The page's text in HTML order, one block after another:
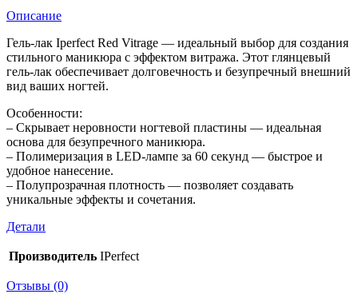
Описание
Гель-лак Iperfect Red Vitrage — идеальный выбор для создания
стильного маникюра с эффектом витража. Этот глянцевый
гель-лак обеспечивает долговечность и безупречный внешний
вид ваших ногтей.
Особенности:
– Скрывает неровности ногтевой пластины — идеальная
основа для безупречного маникюра.
– Полимеризация в LED-лампе за 60 секунд — быстрое и
удобное нанесение.
– Полупрозрачная плотность — позволяет создавать
уникальные эффекты и сочетания.
Детали
Производитель IPerfect
Отзывы (0)